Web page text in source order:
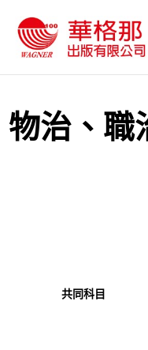
物治、職
共同科目